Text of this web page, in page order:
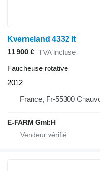
Kverneland 4332 lt
11 900 € TVA incluse
Faucheuse rotative
2012
France, Fr-55300
E-FARM GmbH